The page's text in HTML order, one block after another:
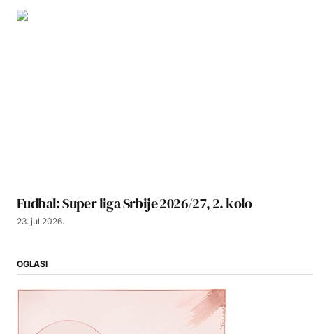
Fudbal: Super liga Srbije 2026/27, 2. kolo
23. jul 2026.
OGLASI